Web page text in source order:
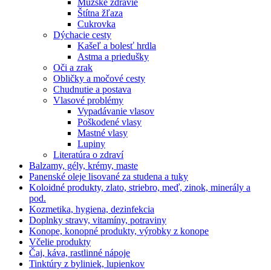
Mužské zdravie
Štítna žľaza
Cukrovka
Dýchacie cesty
Kašeľ a bolesť hrdla
Astma a priedušky
Oči a zrak
Obličky a močové cesty
Chudnutie a postava
Vlasové problémy
Vypadávanie vlasov
Poškodené vlasy
Mastné vlasy
Lupiny
Literatúra o zdraví
Balzamy, gély, krémy, maste
Panenské oleje lisované za studena a tuky
Koloidné produkty, zlato, striebro, meď, zinok, minerály a
pod.
Kozmetika, hygiena, dezinfekcia
Doplnky stravy, vitamíny, potraviny
Konope, konopné produkty, výrobky z konope
Včelie produkty
Čaj, káva, rastlinné nápoje
Tinktúry z byliniek, lupienkov